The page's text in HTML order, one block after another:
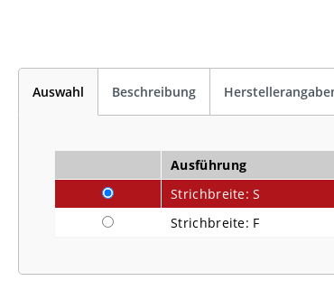
Auswahl Beschreibung
Ausführung
Strichbreite: S
Strichbreite: F